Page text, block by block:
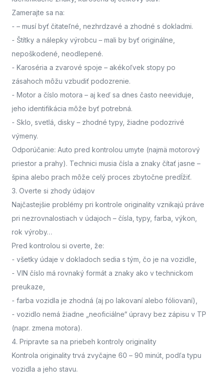
Zamerajte sa na:
- – musí byť čitateľné, nezhrdzavé a zhodné s dokladmi.
- Štítky a nálepky výrobcu – mali by byť originálne,
nepoškodené, neodlepené.
- Karoséria a zvarové spoje – akékoľvek stopy po
zásahoch môžu vzbudiť podozrenie.
- Motor a číslo motora – aj keď sa dnes často neeviduje,
jeho identifikácia môže byť potrebná.
- Sklo, svetlá, disky – zhodné typy, žiadne podozrivé
výmeny.
Odporúčanie: Auto pred kontrolou umyte (najmä motorový
priestor a prahy). Technici musia čísla a znaky čítať jasne –
špina alebo prach môže celý proces zbytočne predĺžiť.
3. Overte si zhody údajov
Najčastejšie problémy pri kontrole originality vznikajú práve
pri nezrovnalostiach v údajoch – čísla, typy, farba, výkon,
rok výroby…
Pred kontrolou si overte, že:
- všetky údaje v dokladoch sedia s tým, čo je na vozidle,
- VIN číslo má rovnaký formát a znaky ako v technickom
preukaze,
- farba vozidla je zhodná (aj po lakovaní alebo fóliovaní),
- vozidlo nemá žiadne „neoficiálne“ úpravy bez zápisu v TP
(napr. zmena motora).
4. Pripravte sa na priebeh kontroly originality
Kontrola originality trvá zvyčajne 60 – 90 minút , podľa typu
vozidla a jeho stavu.